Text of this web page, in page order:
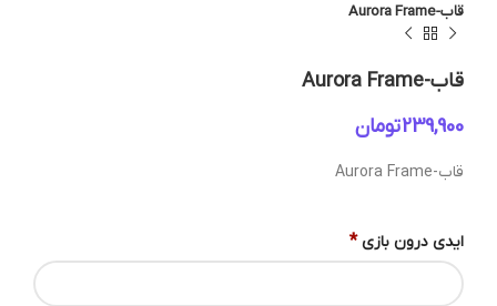
قاب-Aurora Frame
قاب-Aurora Frame
تومان
قاب-Aurora Frame
ایدی درون بازی *